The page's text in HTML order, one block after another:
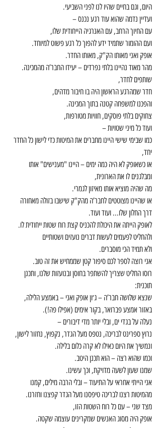
היום, וגם בחיים שהיו לנו לפני השביעי.
ועדיין נדמה שהוא עוד רגע נכנס –
עם החיוך הרחב, עם האנרגיה הייחודית שלו,
ועם ההומור שתמיד ידע להפוך כל רגע פשוט למיוחד.
אופק ואני מאותו הק"ק, מאותו החדר.
מהר מאוד נהיינו בלתי נפרדים – יעידו החבר’ה מהמכינה.
שותפים לחדר,
חדר שמהרגע הראשון היה בו חיבור מדהים,
והפכנו למשפחה קטנה בתוך המכינה.
צחוקים בלתי פוסקים, חוויות מטורפות,
ועוד כל מיני שטויות –
כמו שבימי שישי היינו מחברים את המיטות כדי לישון כל החדר
יחד,
או כשאופק לא היה כמה ימים – היינו "מענישים" אותו
ומבלגנים לו את הארונית,
מה שהיה מוציא אותו מאיזון לגמרי.
או שהיינו מצוטטים לחבר’ה מהק"ק שישבו בזולה מאחורה
דרך החלון שלו... ועוד ועוד.
לאופק הייתה את היכולת להכניס קצת רוח שטות ייחודית לו.
ולהחליט לפעמים לעשות דברים נועזים ושטותיים
ולא תמיד הכי מוסברים.
אני רוצה לספר לכם סיפור קטן שממחיש את זה טוב.
רוסו החליט שצריך להשתפר בחוסן ובנועזות שלנו, ותכנן
תוכנית:
שנצא שלושה חבר’ה – ג׳ון אופק ואני – באמצע הלילה,
באזור אמצע פברואר, בקור אימים (אפילו פה!).
נעלה על בגדי ים, ובלי יותר מדי דיבורים –
נרוץ ספרינט לבריכה, נטפס מעל הגדר, נקפוץ, נחזור לישון,
ונמשיך את היום כאילו לא קרה כלום בלילה.
וכמו שהוא רצה – הוא תכנן היטב.
שמנו שעון לשעה מדויקת, וכך עשינו.
אני הייתי אחראי על התיעוד – ובלי הרבה מילים, קמנו
מהמיטות רצנו לבריכה טיפסנו מעל הגדר קפצנו וחזרנו.
מצד שני – עם כל רוח השטות הזו,
אופק היה מסוג האנשים שמקרינים עוצמה שקטה.